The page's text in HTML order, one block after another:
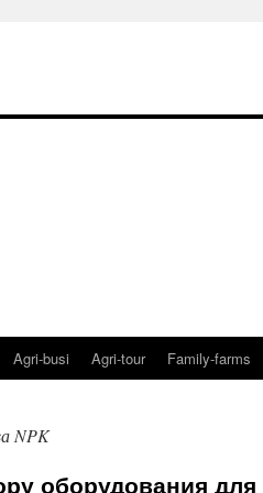
Agri-busi Agri-tour Family-farms
NPK
оборудования для